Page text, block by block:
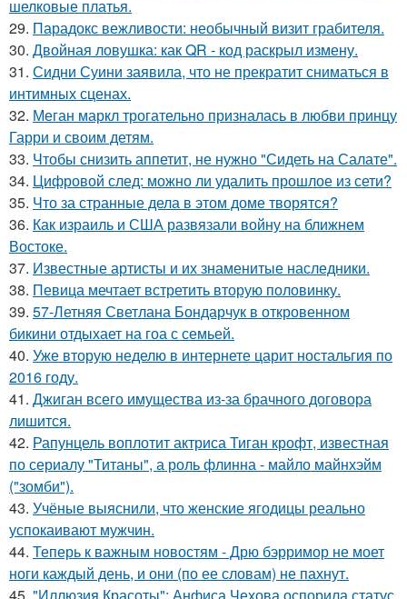
шелковые платья.
29. Парадокс вежливости: необычный визит грабителя.
30. Двойная ловушка: как QR - код раскрыл измену.
31. Сидни Суини заявила, что не прекратит сниматься в
интимных сценах.
32. Меган маркл трогательно призналась в любви принцу
Гарри и своим детям.
33. Чтобы снизить аппетит, не нужно "Сидеть на Салате".
34. Цифровой след: можно ли удалить прошлое из сети?
35. Что за странные дела в этом доме творятся?
36. Как израиль и США развязали войну на ближнем
Востоке.
37. Известные артисты и их знаменитые наследники.
38. Певица мечтает встретить вторую половинку.
39. 57-Летняя Светлана Бондарчук в откровенном
бикини отдыхает на гоа с семьей.
40. Уже вторую неделю в интернете царит ностальгия по
2016 году.
41. Джиган всего имущества из-за брачного договора
лишится.
42. Рапунцель воплотит актриса Тиган крофт, известная
по сериалу "Титаны", а роль флинна - майло майнхэйм
("зомби").
43. Учёные выяснили, что женские ягодицы реально
успокаивают мужчин.
44. Теперь к важным новостям - Дрю бэрримор не моет
ноги каждый день, и они (по ее словам) не пахнут.